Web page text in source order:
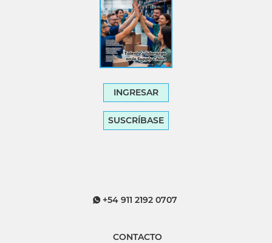
INGRESAR
SUSCRÍBASE
+54 911 2192 0707
CONTACTO